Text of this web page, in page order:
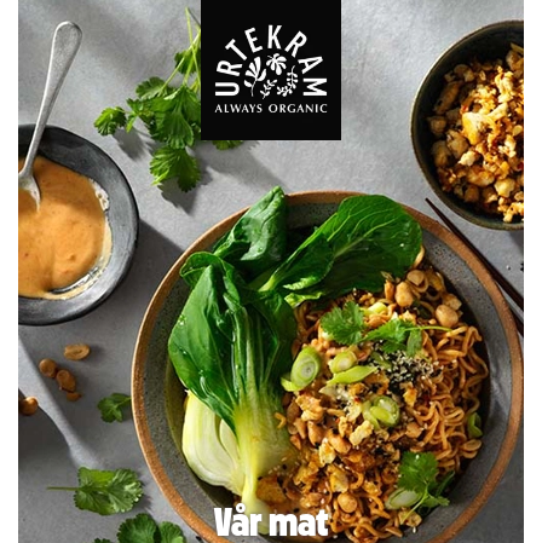
Vår mat